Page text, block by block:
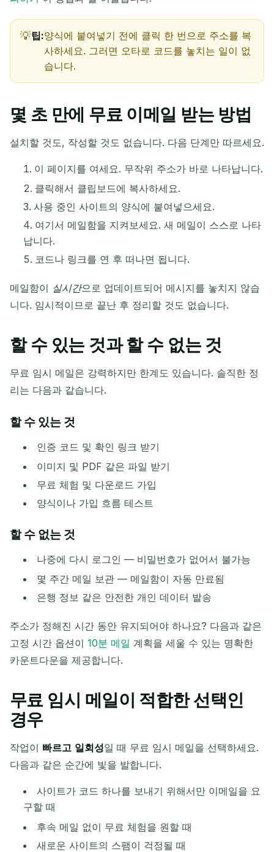
팁:양식에 붙여넣기 전에 클릭 한 번으로 주소를 복
사하세요. 그러면 오타로 코드를 놓치는 일이 없
습니다.
몇 초 만에 무료 이메일 받는 방법
설치할 것도, 작성할 것도 없습니다. 다음 단계만 따르세요.
이 페이지를 여세요. 무작위 주소가 바로 나타납니다.
클릭해서 클립보드에 복사하세요.
사용 중인 사이트의 양식에 붙여넣으세요.
여기서 메일함을 지켜보세요. 새 메일이 스스로 나타
납니다.
코드나 링크를 연 후 떠나면 됩니다.
메일함이 실시간으로 업데이트되어 메시지를 놓치지 않습
니다. 임시적이므로 끝난 후 정리할 것도 없습니다.
할 수 있는 것과 할 수 없는 것
무료 임시 메일은 강력하지만 한계도 있습니다. 솔직한 정
리는 다음과 같습니다.
할 수 있는 것
인증 코드 및 확인 링크 받기
이미지 및 PDF 같은 파일 받기
무료 체험 및 다운로드 가입
양식이나 가입 흐름 테스트
할 수 없는 것
나중에 다시 로그인 — 비밀번호가 없어서 불가능
몇 주간 메일 보관 — 메일함이 자동 만료됨
은행 정보 같은 안전한 개인 데이터 발송
주소가 정해진 시간 동안 유지되어야 하나요? 다음과 같은
고정 시간 옵션이 10분 메일 계획을 세울 수 있는 명확한
카운트다운을 제공합니다.
무료 임시 메일이 적합한 선택인
경우
작업이 빠르고 일회성일 때 무료 임시 메일을 선택하세요.
다음과 같은 순간에 빛을 발합니다.
사이트가 코드 하나를 보내기 위해서만 이메일을 요
구할 때
후속 메일 없이 무료 체험을 원할 때
새로운 사이트의 스팸이 걱정될 때